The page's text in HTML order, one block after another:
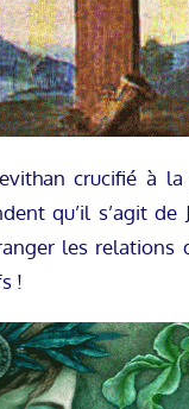
crucifié à
qu’il s’agit de
les relations
!